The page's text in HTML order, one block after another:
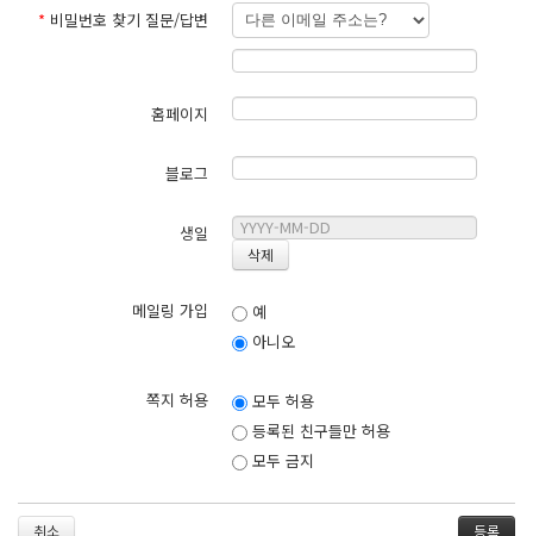
* 비밀번호 찾기 질문/답변
홈페이지
블로그
생일
메일링 가입
예
아니오
쪽지 허용
모두 허용
등록된 친구들만 허용
모두 금지
취소